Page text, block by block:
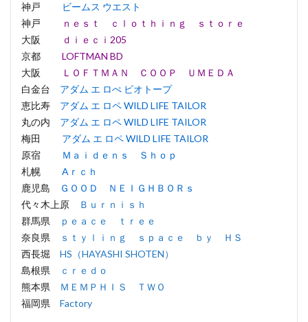
神戸
ビームス ウエスト
神戸
ｎｅｓｔ ｃｌｏｔｈｉｎｇ ｓｔｏｒｅ
大阪
ｄｉｅｃｉ205
京都 LOFTMAN BD
大阪
ＬＯＦＴＭＡＮ ＣＯＯＰ ＵＭＥＤＡ
白金台 アダム エ ロぺ ビオトープ
恵比寿 アダム エ ロペ WILD LIFE TAILOR
丸の内 アダム エ ロペ WILD LIFE TAILOR
梅田 アダム エ ロペ WILD LIFE TAILOR
原宿
Ｍａｉｄｅｎｓ Ｓｈｏｐ
札幌 Aｒｃｈ
鹿児島
ＧＯＯＤ ＮＥＩＧＨＢＯＲｓ
代々木上原
Ｂｕｒｎｉｓｈ
群馬県
ｐｅａｃｅ ｔｒｅｅ
奈良県
ｓｔｙｌｉｎｇ ｓｐａｃｅ ｂｙ ＨＳ
西長堀 HS（HAYASHI SHOTEN）
島根県
ｃｒｅｄｏ
熊本県
ＭＥＭＰＨＩＳ ＴＷＯ
福岡県 Factory